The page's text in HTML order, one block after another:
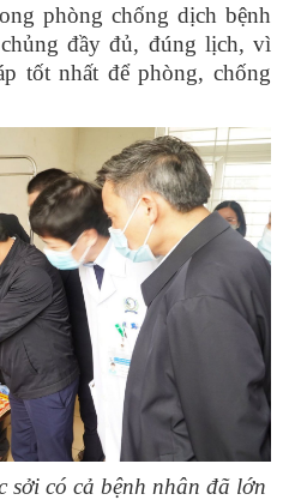
phòng chống dịch bệnh
đầy đủ, đúng lịch, vì
tốt nhất để phòng, chống
sởi có cả bệnh nhân đã lớn